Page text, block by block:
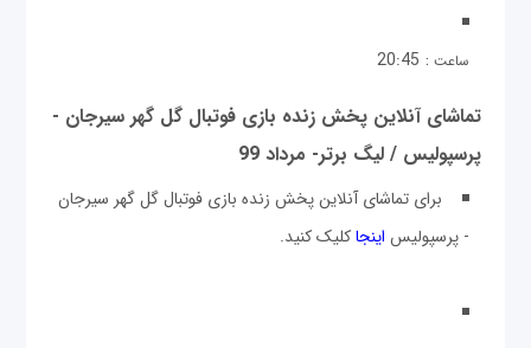
ساعت :
20:45
تماشای آنلاین پخش زنده بازی فوتبال گل گهر سیرجان -
پرسپولیس / لیگ برتر- مرداد 99
برای تماشای آنلاین پخش زنده بازی فوتبال گل گهر سیرجان
- پرسپولیس اینجاکلیک کنید.